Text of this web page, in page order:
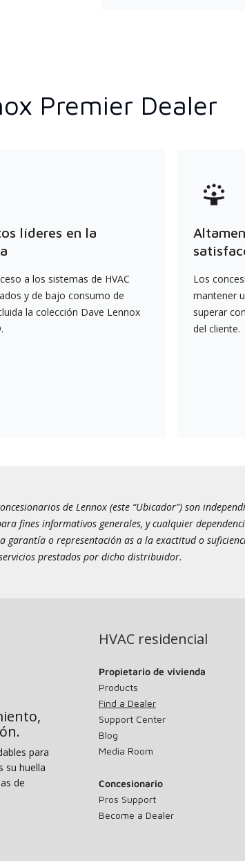
Premier Dealer
líderes en la
a los sistemas de HVAC
y de bajo consumo de
la colección Dave Lennox
Los
mantener
superar
del cliente.
de Lennox (este “Ubicador”) son
fines informativos generales, y cualquier
garantía o representación as a la exactitud o
prestados por dicho distribuidor.
para
su huella
de
HVAC residencial
Propietario de vivienda
Products
Find a Dealer
Support Center
Blog
Media Room
Concesionario
Pros Support
Become a Dealer